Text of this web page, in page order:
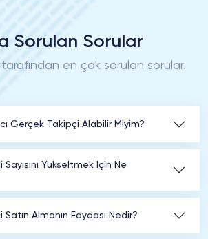
Sorulan Sorular
en çok sorulan sorular.
Gerçek Takipçi Alabilir Miyim?
Yükseltmek İçin Ne
Almanın Faydası Nedir?